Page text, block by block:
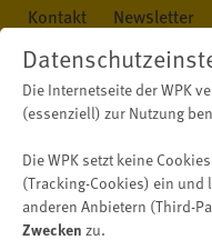
Kontakt Newsletter
Karriere Examen
Die Internetseite der WPK
(essenziell) zur Nutzung
Die WPK setzt keine
(Tracking-Cookies) ein und
anderen Anbietern (Third-
Zwecken zu.